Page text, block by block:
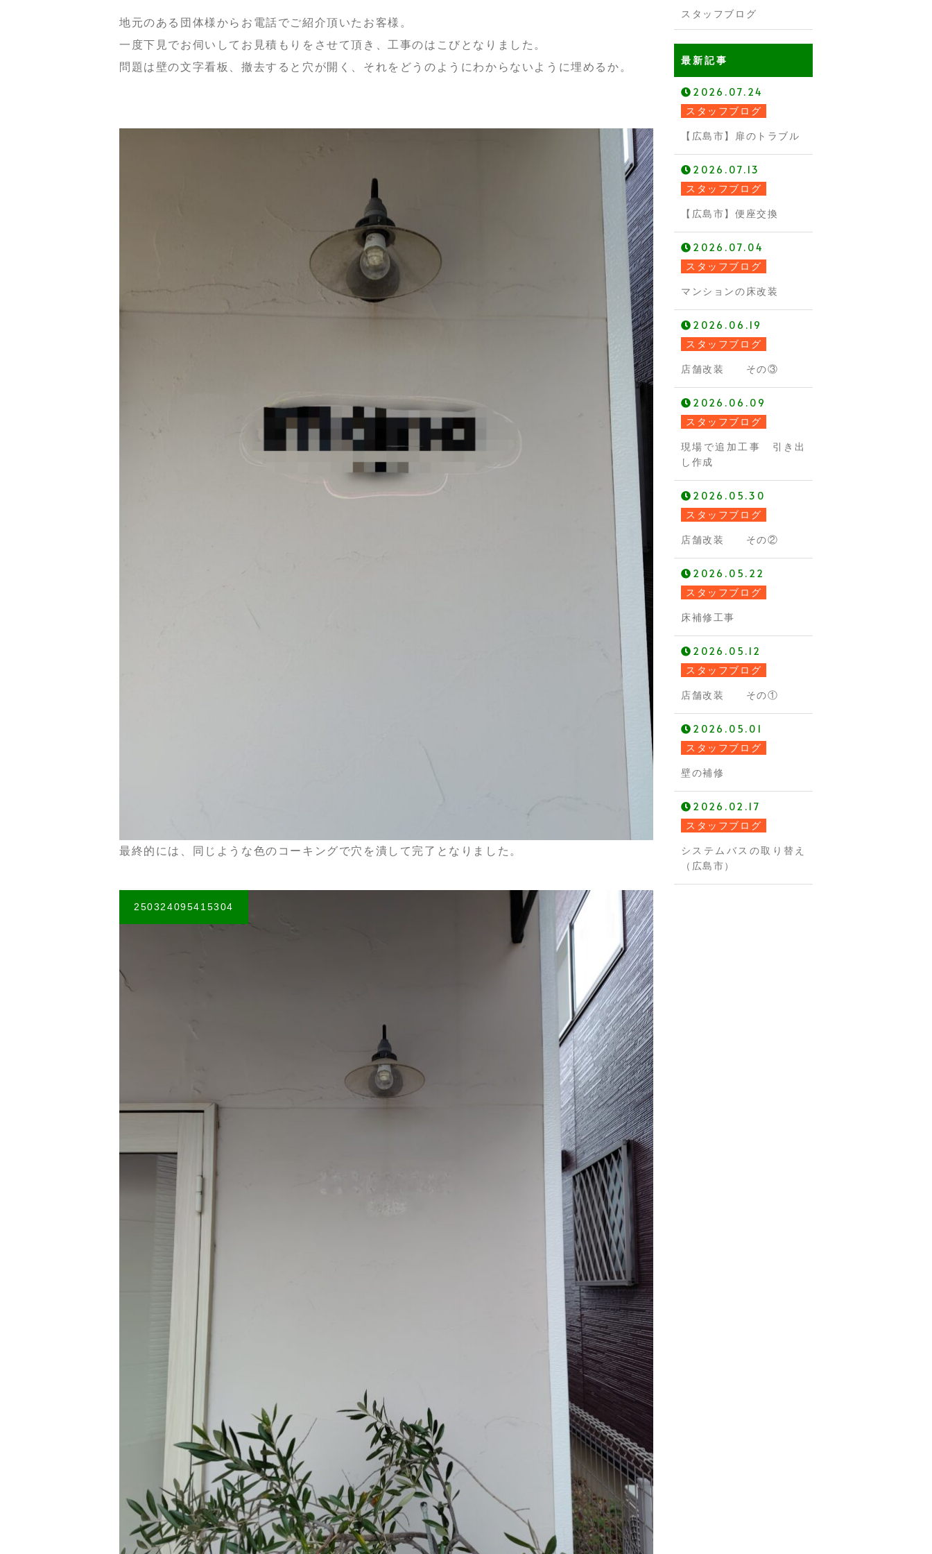
地元のある団体様からお電話でご紹介頂いたお客様。
一度下見でお伺いしてお見積もりをさせて頂き、工事のはこびとなりました。
問題は壁の文字看板、撤去すると穴が開く、それをどうのようにわからないように埋めるか。
最終的には、同じような色のコーキングで穴を潰して完了となりました。
250324095415304
スタッフブログ
最新記事
2026.07.24
スタッフブログ
【広島市】扉のトラブル
2026.07.13
スタッフブログ
【広島市】便座交換
2026.07.04
スタッフブログ
マンションの床改装
2026.06.19
スタッフブログ
店舗改装 その③
2026.06.09
スタッフブログ
現場で追加工事 引き出
し作成
2026.05.30
スタッフブログ
店舗改装 その②
2026.05.22
スタッフブログ
床補修工事
2026.05.12
スタッフブログ
店舗改装 その①
2026.05.01
スタッフブログ
壁の補修
2026.02.17
スタッフブログ
システムバスの取り替え
（広島市）